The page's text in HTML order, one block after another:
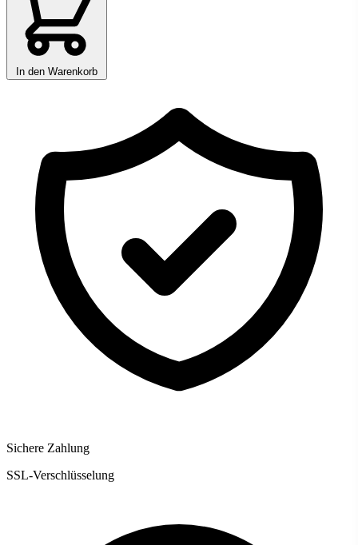
In den Warenkorb
Sichere Zahlung
SSL-Verschlüsselung